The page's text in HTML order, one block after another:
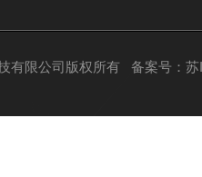
有限公司版权所有 备案号：